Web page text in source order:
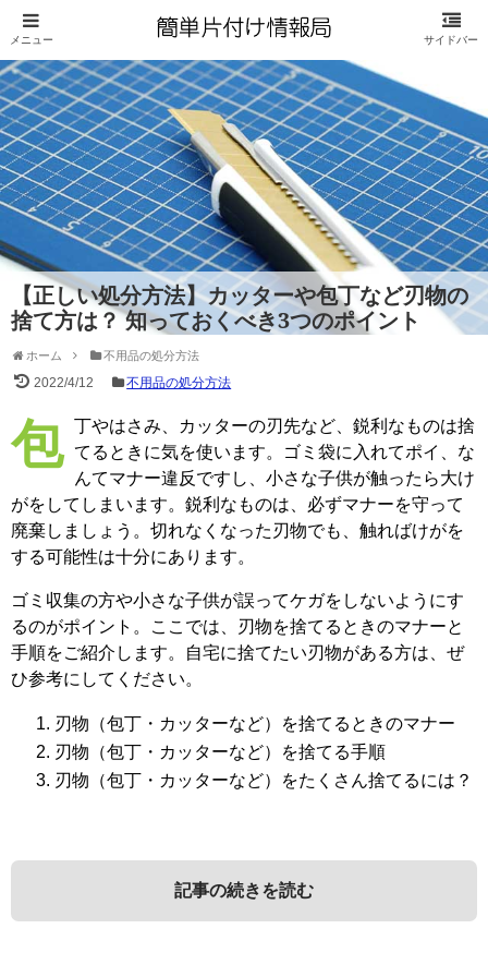
【正しい処分方法】カッターや包丁など刃物の
捨て方は？ 知っておくべき3つのポイント
ホーム 不用品の処分方法
2022/4/12 不用品の処分方法
包丁やはさみ、カッターの刃先など、鋭利なものは捨 てるときに気を使います。ゴミ袋に入れてポイ、な
んてマナー違反ですし、小さな子供が触ったら大け
がをしてしまいます。鋭利なものは、必ずマナーを守って
廃棄しましょう。切れなくなった刃物でも、触ればけがを
する可能性は十分にあります。
ゴミ収集の方や小さな子供が誤ってケガをしないようにす
るのがポイント。ここでは、刃物を捨てるときのマナーと
手順をご紹介します。自宅に捨てたい刃物がある方は、ぜ
ひ参考にしてください。
刃物（包丁・カッターなど）を捨てるときのマナー
刃物（包丁・カッターなど）を捨てる手順
刃物（包丁・カッターなど）をたくさん捨てるには？
記事の続きを読む